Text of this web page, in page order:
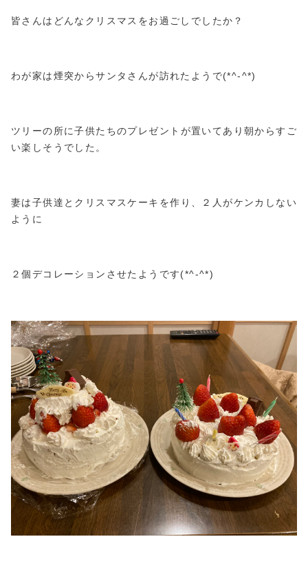
皆さんはどんなクリスマスをお過ごしでしたか？
わが家は煙突からサンタさんが訪れたようで(*^-^*)
ツリーの所に子供たちのプレゼントが置いてあり朝からすご
い楽しそうでした。
妻は子供達とクリスマスケーキを作り、２人がケンカしない
ように
２個デコレーションさせたようです(*^-^*)